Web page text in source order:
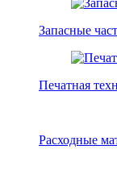
Запасные
Печатная
Расходные